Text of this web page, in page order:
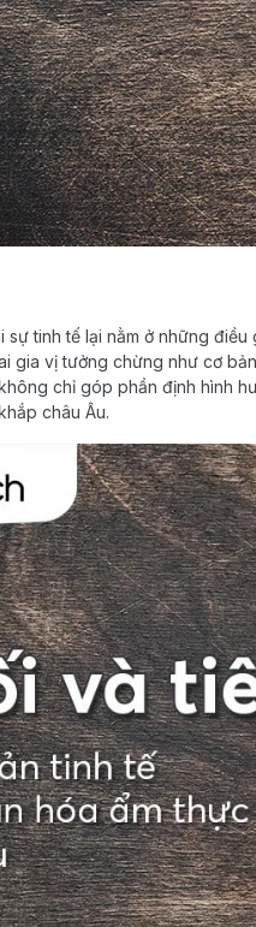
tinh tế lại nằm ở những
gia vị tưởng chừng như cơ
chỉ góp phần định hình
châu Âu.